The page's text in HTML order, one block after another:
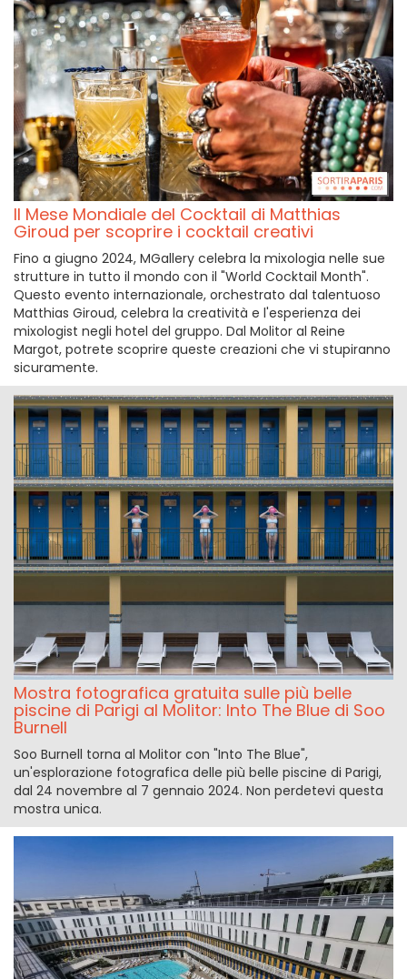
Il Mese Mondiale del Cocktail di Matthias
Giroud per scoprire i cocktail creativi
Fino a giugno 2024, MGallery celebra la mixologia nelle sue
strutture in tutto il mondo con il "World Cocktail Month".
Questo evento internazionale, orchestrato dal talentuoso
Matthias Giroud, celebra la creatività e l'esperienza dei
mixologist negli hotel del gruppo. Dal Molitor al Reine
Margot, potrete scoprire queste creazioni che vi stupiranno
sicuramente.
Mostra fotografica gratuita sulle più belle
piscine di Parigi al Molitor: Into The Blue di Soo
Burnell
Soo Burnell torna al Molitor con "Into The Blue",
un'esplorazione fotografica delle più belle piscine di Parigi,
dal 24 novembre al 7 gennaio 2024. Non perdetevi questa
mostra unica.